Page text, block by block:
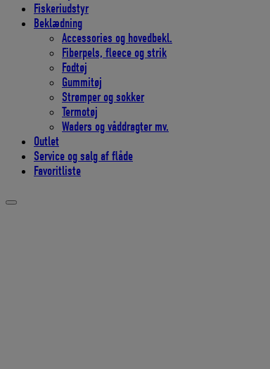
Fiskeriudstyr
Beklædning
Accessories og hovedbekl.
Fiberpels, fleece og strik
Fodtøj
Gummitøj
Strømper og sokker
Termotøj
Waders og våddragter mv.
Outlet
Service og salg af flåde
Favoritliste